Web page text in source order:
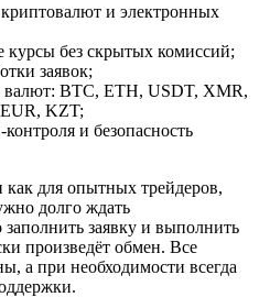
и электронных
без скрытых комиссий;
заявок;
BTC, ETH, USDT, XMR,
KZT;
и безопасность
для опытных трейдеров,
долго ждать
заявку и выполнить
произведёт обмен. Все
а при необходимости всегда